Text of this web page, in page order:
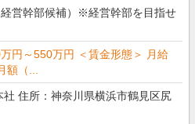
経営幹部候補）※経営幹部を目指せ
円～550万円 ＜賃金形態＞ 月給
額（...
社 住所：神奈川県横浜市鶴見区尻